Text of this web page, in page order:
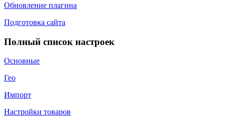
Обновление плагина
Подготовка сайта
Полный список настроек
Основные
Гео
Импорт
Настройки товаров